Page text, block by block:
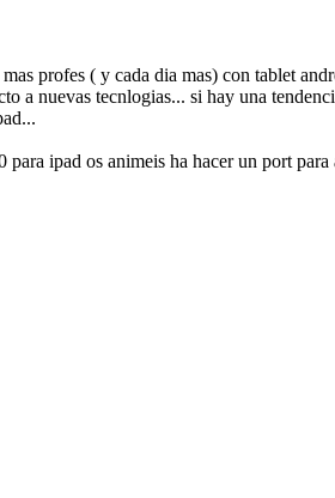
profes ( y cada dia mas) con tablet
a nuevas tecnlogias... si hay una
para ipad os animeis ha hacer un port